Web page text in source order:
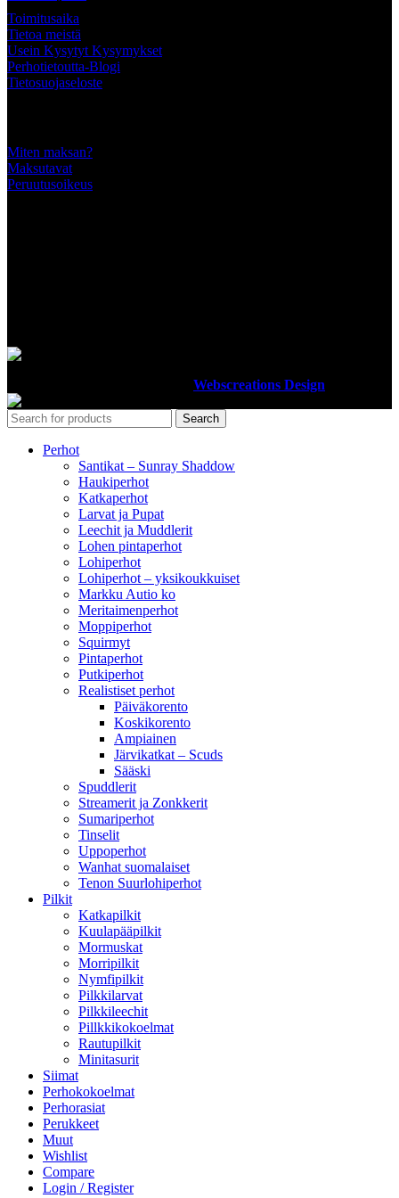
Toimitusaika
Tietoa meistä
Usein Kysytyt Kysymykset
Perhotietoutta-Blogi
Tietosuojaseloste
Miten maksan?
Maksutavat
Peruutusoikeus
Webscreations Design
Search
Perhot
Santikat – Sunray Shaddow
Haukiperhot
Katkaperhot
Larvat ja Pupat
Leechit ja Muddlerit
Lohen pintaperhot
Lohiperhot
Lohiperhot – yksikoukkuiset
Markku Autio ko
Meritaimenperhot
Moppiperhot
Squirmyt
Pintaperhot
Putkiperhot
Realistiset perhot
Päiväkorento
Koskikorento
Ampiainen
Järvikatkat – Scuds
Sääski
Spuddlerit
Streamerit ja Zonkkerit
Sumariperhot
Tinselit
Uppoperhot
Wanhat suomalaiset
Tenon Suurlohiperhot
Pilkit
Katkapilkit
Kuulapääpilkit
Mormuskat
Morripilkit
Nymfipilkit
Pilkkilarvat
Pilkkileechit
Pillkkikokoelmat
Rautupilkit
Minitasurit
Siimat
Perhokokoelmat
Perhorasiat
Perukkeet
Muut
Wishlist
Compare
Login / Register